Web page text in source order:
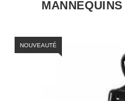
NOUVEAUTÉ